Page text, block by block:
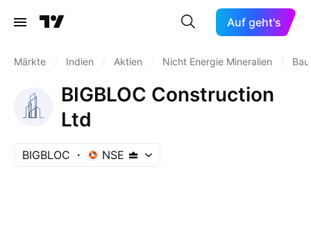
Auf geht's
Märkte Indien Aktien Nicht Energie Mineralien
BIGBLOC Construction
Ltd
BIGBLOC NSE